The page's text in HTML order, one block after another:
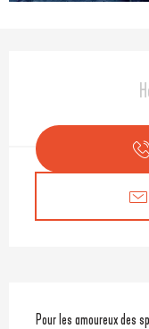
Description
Pour les amoureux des